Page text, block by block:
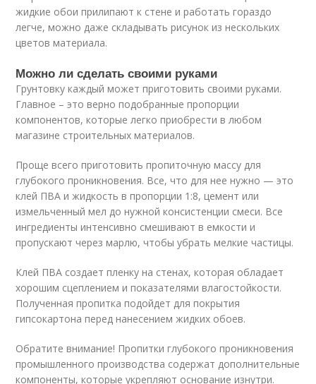
жидкие обои прилипают к стене и работать гораздо
легче, можно даже складывать рисунок из нескольких
цветов материала.
Можно ли сделать своими руками
Грунтовку каждый может приготовить своими руками.
Главное – это верно подобранные пропорции
компонентов, которые легко приобрести в любом
магазине строительных материалов.
Проще всего приготовить пропиточную массу для
глубокого проникновения. Все, что для нее нужно — это
клей ПВА и жидкость в пропорции 1:8, цемент или
измельченный мел до нужной консистенции смеси. Все
ингредиенты интенсивно смешивают в емкости и
пропускают через марлю, чтобы убрать мелкие частицы.
Клей ПВА создает пленку на стенах, которая обладает
хорошим сцеплением и показателями влагостойкости.
Полученная пропитка подойдет для покрытия
гипсокартона перед нанесением жидких обоев.
Обратите внимание! Пропитки глубокого проникновения
промышленного производства содержат дополнительные
компоненты, которые укрепляют основание изнутри.